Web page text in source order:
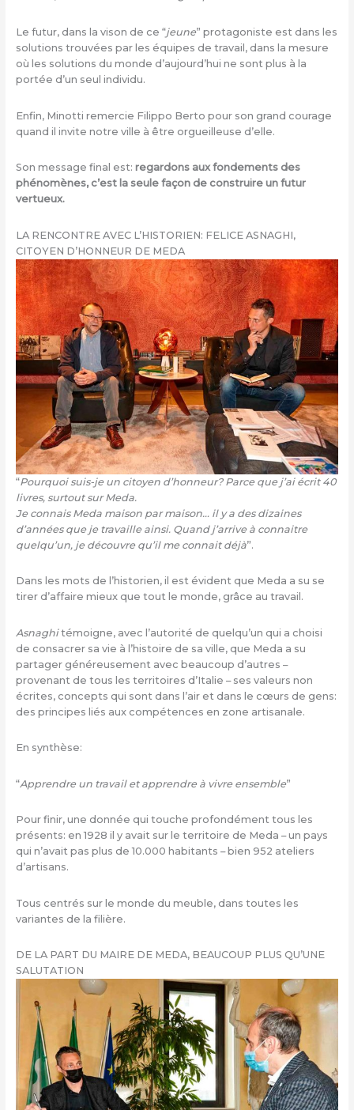
Le futur, dans la vison de ce “jeune” protagoniste est dans les
solutions trouvées par les équipes de travail, dans la mesure
où les solutions du monde d’aujourd’hui ne sont plus à la
portée d’un seul individu.
Enfin, Minotti remercie Filippo Berto pour son grand courage
quand il invite notre ville à être orgueilleuse d’elle.
Son message final est: regardons aux fondements des
phénomènes, c’est la seule façon de construire un futur
vertueux.
LA RENCONTRE AVEC L’HISTORIEN: FELICE ASNAGHI,
CITOYEN D’HONNEUR DE MEDA
“Pourquoi suis-je un citoyen d’honneur? Parce que j’ai écrit 40
livres, surtout sur Meda.
Je connais Meda maison par maison… il y a des dizaines
d’années que je travaille ainsi. Quand j’arrive à connaitre
quelqu’un, je découvre qu’il me connait déjà”.
Dans les mots de l’historien, il est évident que Meda a su se
tirer d’affaire mieux que tout le monde, grâce au travail.
Asnaghitémoigne, avec l’autorité de quelqu’un qui a choisi
de consacrer sa vie à l’histoire de sa ville, que Meda a su
partager généreusement avec beaucoup d’autres –
provenant de tous les territoires d’Italie – ses valeurs non
écrites, concepts qui sont dans l’air et dans le cœurs de gens:
des principes liés aux compétences en zone artisanale.
En synthèse:
“Apprendre un travail et apprendre à vivre ensemble”
Pour finir, une donnée qui touche profondément tous les
présents: en 1928 il y avait sur le territoire de Meda – un pays
qui n’avait pas plus de 10.000 habitants – bien 952 ateliers
d’artisans.
Tous centrés sur le monde du meuble, dans toutes les
variantes de la filière.
DE LA PART DU MAIRE DE MEDA, BEAUCOUP PLUS QU’UNE
SALUTATION